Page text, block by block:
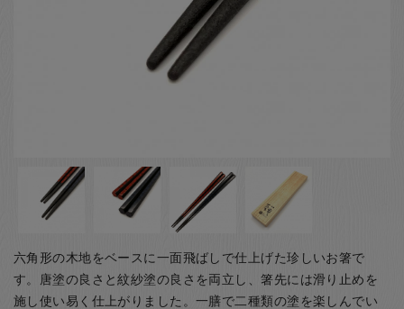
六角形の木地をベースに一面飛ばしで仕上げた珍しいお箸で
す。唐塗の良さと紋紗塗の良さを両立し、箸先には滑り止めを
施し使い易く仕上がりました。一膳で二種類の塗を楽しんでい